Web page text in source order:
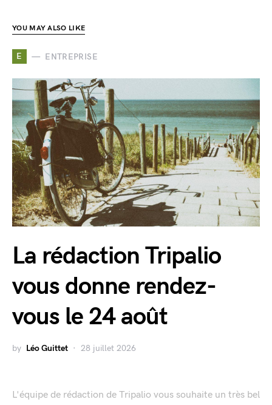
YOU MAY ALSO LIKE
E ENTREPRISE
La rédaction Tripalio
vous donne rendez-
vous le 24 août
by Léo Guittet 28 juillet 2026
L'équipe de rédaction de Tripalio vous souhaite un très bel